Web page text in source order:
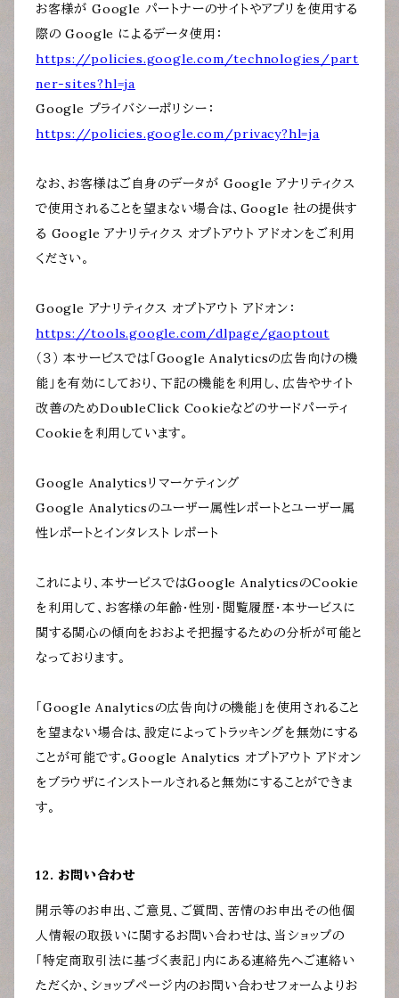
お客様が Google パートナーのサイトやアプリを使用する
際の Google によるデータ使用：
https://policies.google.com/technologies/part
ner-sites?hl=ja
Google プライバシーポリシー：
https://policies.google.com/privacy?hl=ja
なお、お客様はご自身のデータが Google アナリティクス
で使用されることを望まない場合は、Google 社の提供す
る Google アナリティクス オプトアウト アドオンをご利用
ください。
Google アナリティクス オプトアウト アドオン：
https://tools.google.com/dlpage/gaoptout
（３） 本サービスでは「Google Analyticsの広告向けの機
能」を有効にしており、下記の機能を利用し、広告やサイト
改善のためDoubleClick Cookieなどのサードパーティ
Cookieを利用しています。
Google Analyticsリマーケティング
Google Analyticsのユーザー属性レポートとユーザー属
性レポートとインタレスト レポート
これにより、本サービスではGoogle AnalyticsのCookie
を利用して、お客様の年齢・性別・閲覧履歴・本サービスに
関する関心の傾向をおおよそ把握するための分析が可能と
なっております。
「Google Analyticsの広告向けの機能」を使用されること
を望まない場合は、設定によってトラッキングを無効にする
ことが可能です。Google Analytics オプトアウト アドオン
をブラウザにインストールされると無効にすることができま
す。
12. お問い合わせ
開示等のお申出、ご意見、ご質問、苦情のお申出その他個
人情報の取扱いに関するお問い合わせは、当ショップの
「特定商取引法に基づく表記」内にある連絡先へご連絡い
ただくか、ショップページ内のお問い合わせフォームよりお